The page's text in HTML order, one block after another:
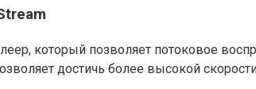
который позволяет потоковое
достичь более высокой